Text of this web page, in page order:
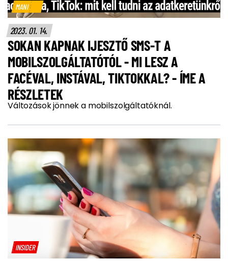
MANI
2023. 01. 14.
SOKAN KAPNAK IJESZTŐ SMS-T A
MOBILSZOLGÁLTATÓTÓL - MI LESZ A
FACÉVAL, INSTÁVAL, TIKTOKKAL? - ÍME A
RÉSZLETEK
Változások jönnek a mobilszolgáltatóknál.
INSIDER